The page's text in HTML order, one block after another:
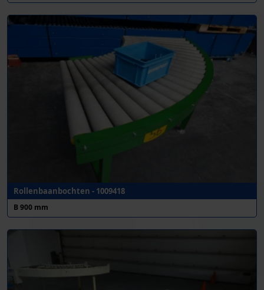
Rollenbaanbochten - 1009418
B 900 mm